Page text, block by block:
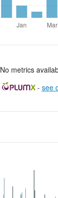
No metrics
- see